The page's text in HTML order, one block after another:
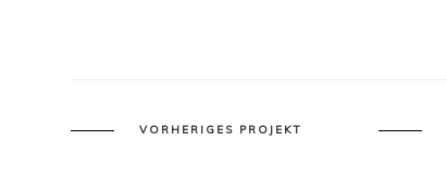
VORHERIGES PROJEKT